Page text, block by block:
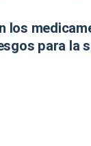
los
para la